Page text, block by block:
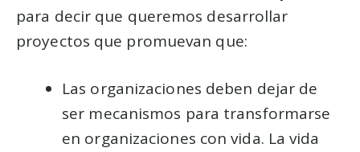
para decir que queremos desarrollar
proyectos que promuevan que:
Las organizaciones deben dejar de
ser mecanismos para transformarse
en organizaciones con vida. La vida